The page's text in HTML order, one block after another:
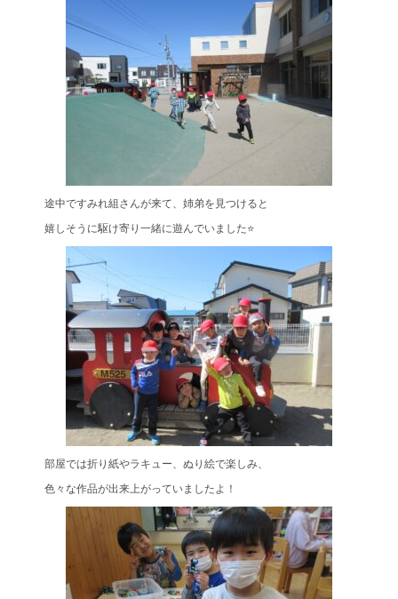
途中ですみれ組さんが来て、姉弟を見つけると
嬉しそうに駆け寄り一緒に遊んでいました⭐
部屋では折り紙やラキュー、ぬり絵で楽しみ、
色々な作品が出来上がっていましたよ！